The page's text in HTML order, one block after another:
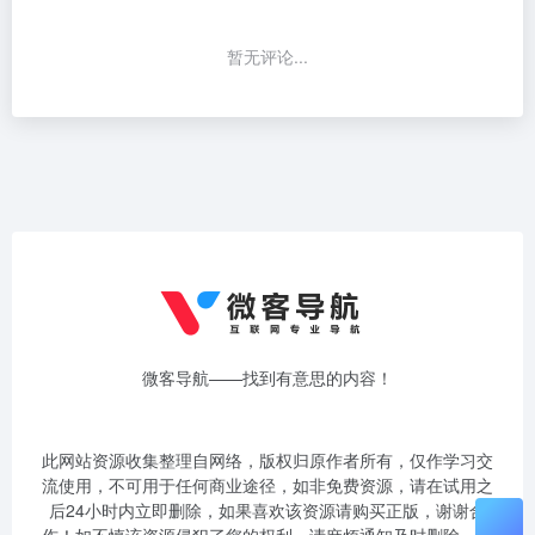
暂无评论...
微客导航——找到有意思的内容！
此网站资源收集整理自网络，版权归原作者所有，仅作学习交
流使用，不可用于任何商业途径，如非免费资源，请在试用之
后24小时内立即删除，如果喜欢该资源请购买正版，谢谢合